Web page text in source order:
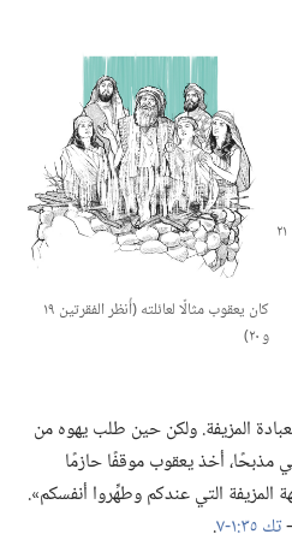
كان يعقوب مثالًا لعائلته (‏أُنظر الفقرتين ١٩
و ٢٠)‏
المزيفة.‏ ولكن حين طلب يهوه من
أخذ يعقوب موقفًا حازمًا
المزيفة التي عندكم وطهِّروا أنفسكم».‏
تك ٣٥:‏١-‏٧ ‏.‏